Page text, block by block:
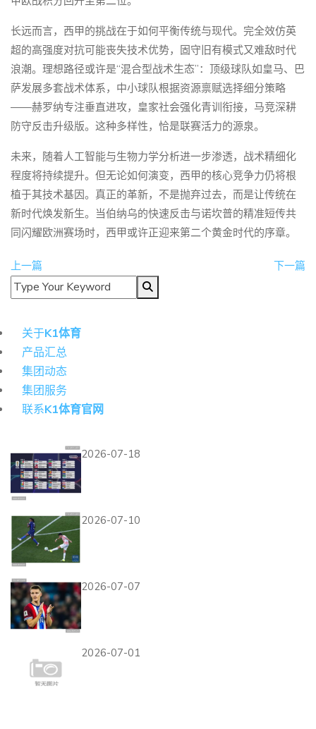
长远而言，西甲的挑战在于如何平衡传统与现代。完全效仿英
超的高强度对抗可能丧失技术优势，固守旧有模式又难敌时代
浪潮。理想路径或许是“混合型战术生态”：顶级球队如皇马、巴
萨发展多套战术体系，中小球队根据资源禀赋选择细分策略
——赫罗纳专注垂直进攻，皇家社会强化青训衔接，马竞深耕
防守反击升级版。这种多样性，恰是联赛活力的源泉。
未来，随着人工智能与生物力学分析进一步渗透，战术精细化
程度将持续提升。但无论如何演变，西甲的核心竞争力仍将根
植于其技术基因。真正的革新，不是抛弃过去，而是让传统在
新时代焕发新生。当伯纳乌的快速反击与诺坎普的精准短传共
同闪耀欧洲赛场时，西甲或许正迎来第二个黄金时代的序章。
上一篇 下一篇
关于K1体育
产品汇总
集团动态
集团服务
联系K1体育官网
2026-07-18
2026-07-10
2026-07-07
2026-07-01